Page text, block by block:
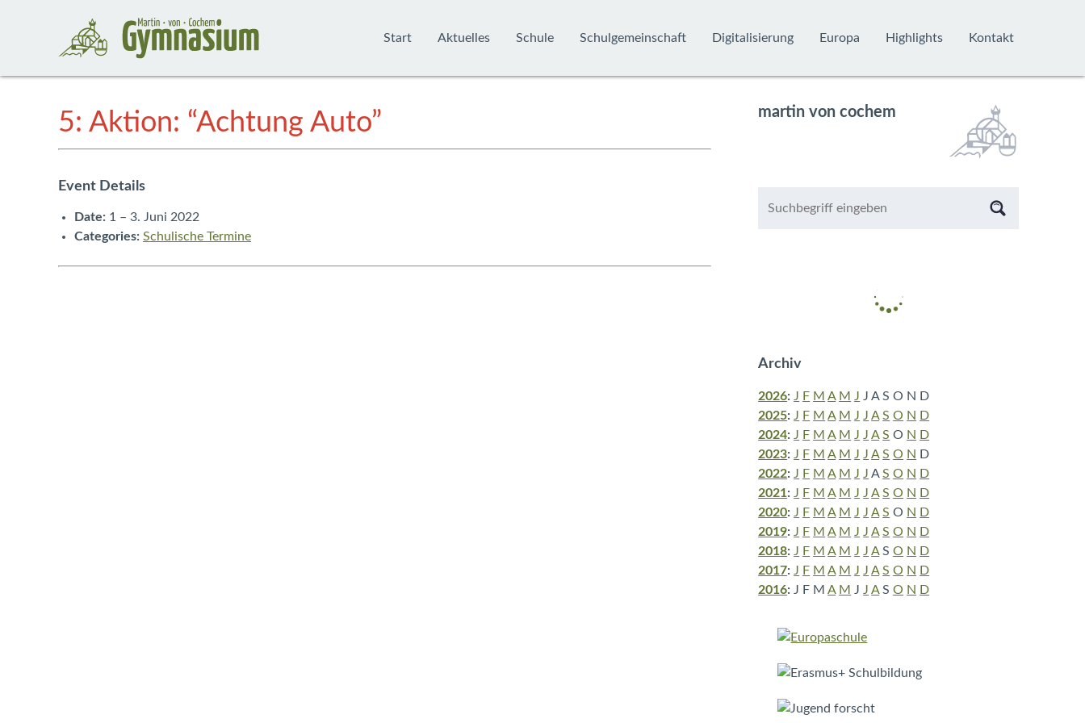
Start Aktuelles Schule Schulgemeinschaft Digitalisierung Europa Highlights Kontakt
5: Aktion: “Achtung Auto”
Event Details
Date: 1 – 3. Juni 2022
Categories: Schulische Termine
martin von cochem
Archiv
2026: J F M A M J J A S O N D
2025: J F M A M J J A S O N D
2024: J F M A M J J A S O N D
2023: J F M A M J J A S O N D
2022: J F M A M J J A S O N D
2021: J F M A M J J A S O N D
2020: J F M A M J J A S O N D
2019: J F M A M J J A S O N D
2018: J F M A M J J A S O N D
2017: J F M A M J J A S O N D
2016: J F M A M J J A S O N D